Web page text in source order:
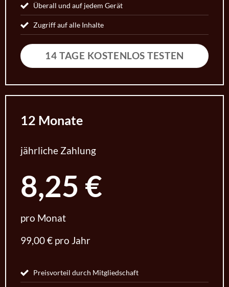
Überall und auf jedem Gerät
Zugriff auf alle Inhalte
14 TAGE KOSTENLOS TESTEN
12 Monate
jährliche Zahlung
8,25 €
pro Monat
99,00 € pro Jahr
Preisvorteil durch Mitgliedschaft